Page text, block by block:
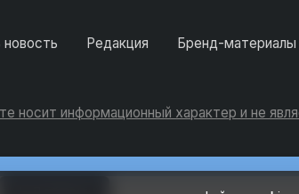
новость Редакция Бренд-материалы
носит информационный характер и не